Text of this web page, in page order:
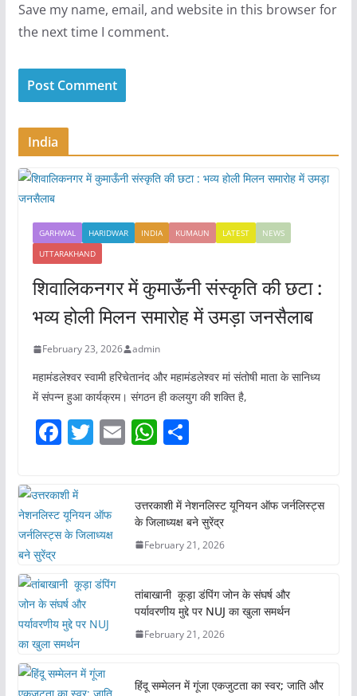
Save my name, email, and website in this browser for
the next time I comment.
India
GARHWAL HARIDWAR INDIA KUMAUN LATEST
NEWS
UTTARAKHAND
शिवालिकनगर में कुमाऊँनी संस्कृति की छटा :
भव्य होली मिलन समारोह में उमड़ा जनसैलाब
February 23, 2026 admin
महामंडलेश्वर स्वामी हरिचेतानंद और महामंडलेश्वर मां संतोषी माता के सानिध्य
में संपन्न हुआ कार्यक्रम। संगठन ही कलयुग की शक्ति है,
F
c
e
b
o
k
T
er
E W
s
A
p
p
S
e
उत्तरकाशी में नेशनलिस्ट यूनियन ऑफ जर्नलिस्ट्स
के जिलाध्यक्ष बने सुरेंद्र
February 21, 2026
तांबाखानी कूड़ा डंपिंग जोन के संघर्ष और
पर्यावरणीय मुद्दे पर NUJ का खुला समर्थन
February 21, 2026
हिंदू सम्मेलन में गूंजा एकजुटता का स्वर; जाति और